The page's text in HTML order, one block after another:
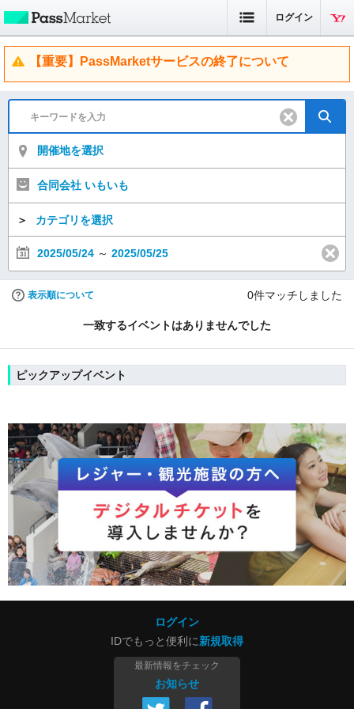
ログイン
【重要】PassMarketサービスの終了について
開催地を選択
合同会社 いもいも
＞ カテゴリを選択
2025/05/24 ～ 2025/05/25
表示順について 0件マッチしました
一致するイベントはありませんでした
ピックアップイベント
ログイン
IDでもっと便利に新規取得
最新情報をチェック
お知らせ